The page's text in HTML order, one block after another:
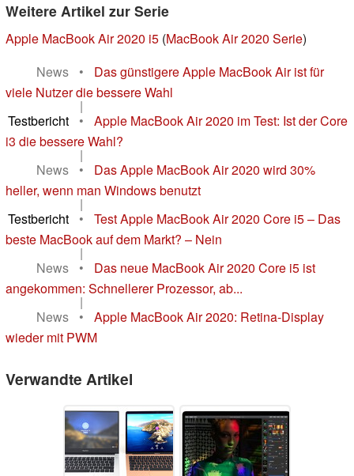
Weitere Artikel zur Serie
Apple MacBook Air 2020 i5 (MacBook Air 2020 Serie)
News
•
Das günstigere Apple MacBook Air ist für
viele Nutzer die bessere Wahl
|
Testbericht
•
Apple MacBook Air 2020 im Test: Ist der Core
i3 die bessere Wahl?
|
News
•
Das Apple MacBook Air 2020 wird 30%
heller, wenn man Windows benutzt
|
Testbericht
•
Test Apple MacBook Air 2020 Core i5 – Das
beste MacBook auf dem Markt? – Nein
|
News
•
Das neue MacBook Air 2020 Core i5 ist
angekommen: Schnellerer Prozessor, ab...
|
News
•
Apple MacBook Air 2020: Retina-Display
wieder mit PWM
Verwandte Artikel